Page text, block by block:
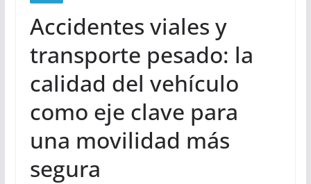
Accidentes viales y
transporte pesado: la
calidad del vehículo
como eje clave para
una movilidad más
segura